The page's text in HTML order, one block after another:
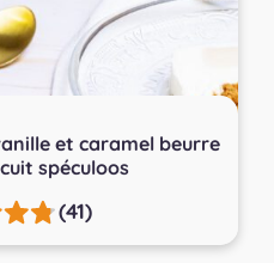
et caramel beurre
spéculoos
(41)